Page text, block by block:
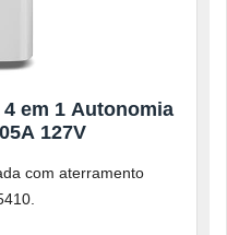
em 1 Autonomia
127V
com aterramento